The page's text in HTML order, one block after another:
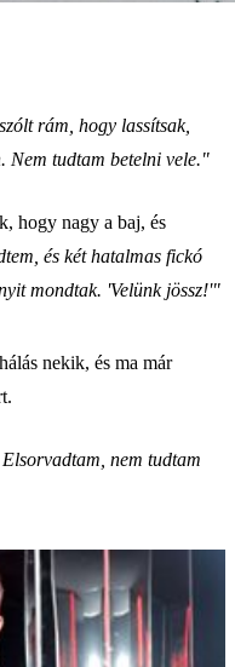
rám, hogy lassítsak,
Nem tudtam betelni vele."
hogy nagy a baj, és
és két hatalmas fickó
mondtak. 'Velünk jössz!'"
nekik, és ma már
Elsorvadtam, nem tudtam